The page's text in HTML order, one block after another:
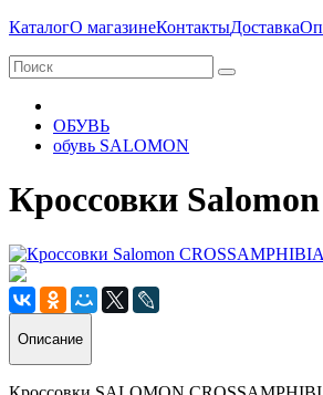
КаталогО магазинеКонтактыДоставка
ОБУВЬ
обувь SALOMON
Кроссовки
Описание